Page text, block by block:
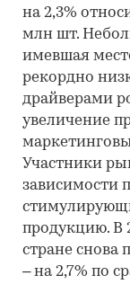
на 2,3%
млн шт.
имевшая
рекордно
драйверами
увеличение
Участники
зависимости
продукцию. В
стране снова
– на 2,7% по